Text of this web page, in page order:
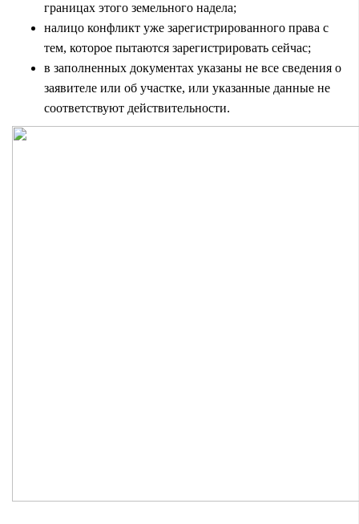
границах этого земельного надела;
налицо конфликт уже зарегистрированного права с
тем, которое пытаются зарегистрировать сейчас;
в заполненных документах указаны не все сведения о
заявителе или об участке, или указанные данные не
соответствуют действительности.